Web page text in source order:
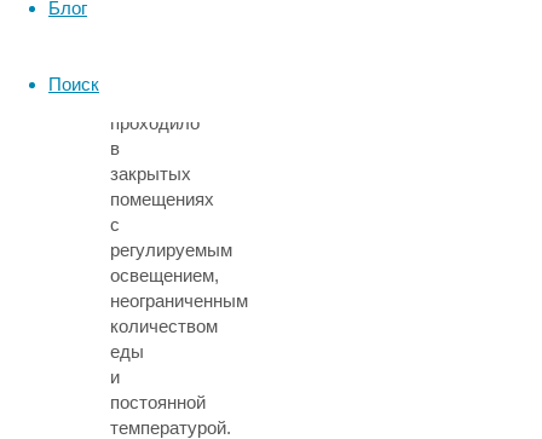
Блог
Поиск
проходило
в
закрытых
помещениях
с
регулируемым
освещением,
неограниченным
количеством
еды
и
постоянной
температурой.